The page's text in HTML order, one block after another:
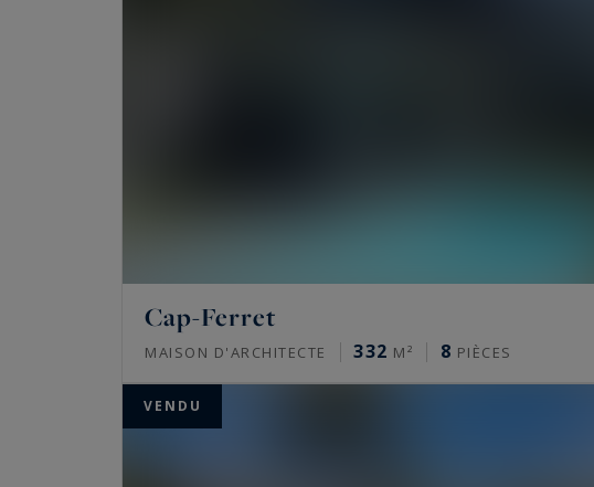
Cap-Ferret
MAISON D'ARCHITECTE 332 M² 8 PIÈCES
VENDU